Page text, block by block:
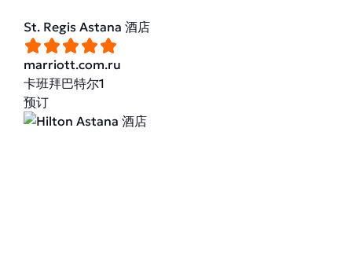
St. Regis Astana 酒店
marriott.com.ru
卡班拜巴特尔1
预订